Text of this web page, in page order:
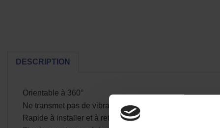
DESCRIPTION
Orientable à 360°
Ne transmet pas de vibration
Rapide à installer et à retirer